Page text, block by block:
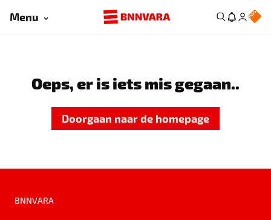
Menu
Oeps, er is iets mis gegaan..
Doorgaan naar de homepage
BNNVARA